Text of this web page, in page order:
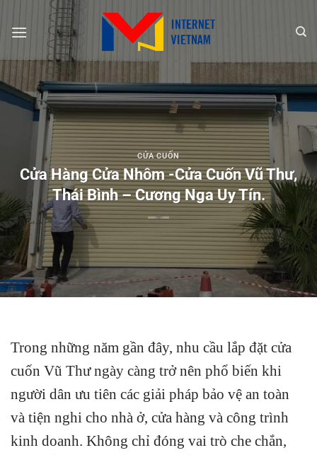
đến
dung
CỬA CUỐN
Cửa Hàng Cửa Nhôm -Cửa Cuốn Vũ Thư,
Thái Bình – Cương Nga Uy Tín.
Trong những năm gần đây, nhu cầu lắp đặt cửa
cuốn Vũ Thư ngày càng trở nên phổ biến khi
người dân ưu tiên các giải pháp bảo vệ an toàn
và tiện nghi cho nhà ở, cửa hàng và công trình
kinh doanh. Không chỉ đóng vai trò che chắn,